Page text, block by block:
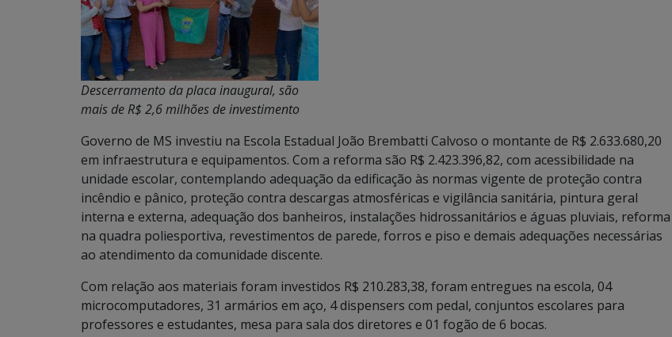
Descerramento da placa inaugural, são
mais de R$ 2,6 milhões de investimento
Governo de MS investiu na Escola Estadual João Brembatti Calvoso o montante de R$ 2.633.680,20
em infraestrutura e equipamentos. Com a reforma são R$ 2.423.396,82, com acessibilidade na
unidade escolar, contemplando adequação da edificação às normas vigente de proteção contra
incêndio e pânico, proteção contra descargas atmosféricas e vigilância sanitária, pintura geral
interna e externa, adequação dos banheiros, instalações hidrossanitários e águas pluviais, reforma
na quadra poliesportiva, revestimentos de parede, forros e piso e demais adequações necessárias
ao atendimento da comunidade discente.
Com relação aos materiais foram investidos R$ 210.283,38, foram entregues na escola, 04
microcomputadores, 31 armários em aço, 4 dispensers com pedal, conjuntos escolares para
professores e estudantes, mesa para sala dos diretores e 01 fogão de 6 bocas.